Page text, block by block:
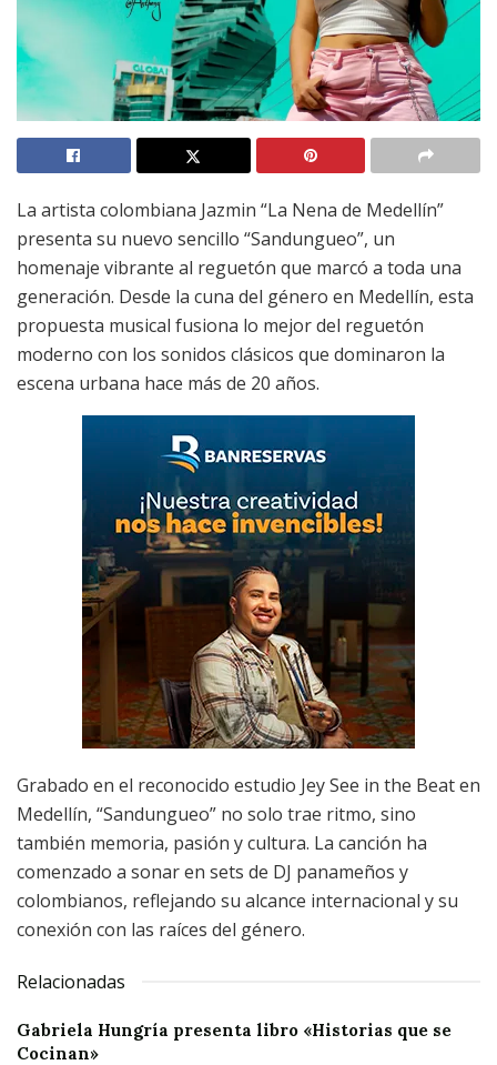
La artista colombiana Jazmin “La Nena de Medellín”
presenta su nuevo sencillo “Sandungueo”, un
homenaje vibrante al reguetón que marcó a toda una
generación. Desde la cuna del género en Medellín, esta
propuesta musical fusiona lo mejor del reguetón
moderno con los sonidos clásicos que dominaron la
escena urbana hace más de 20 años.
Grabado en el reconocido estudio Jey See in the Beat en
Medellín, “Sandungueo” no solo trae ritmo, sino
también memoria, pasión y cultura. La canción ha
comenzado a sonar en sets de DJ panameños y
colombianos, reflejando su alcance internacional y su
conexión con las raíces del género.
Relacionadas
Gabriela Hungría presenta libro «Historias que se
Cocinan»